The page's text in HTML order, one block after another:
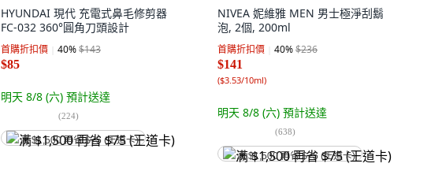
HYUNDAI 現代 充電式鼻毛修剪器
FC-032 360°圓角刀頭設計
首購折扣價 40%$143
$85
明天 8/8 (六) 預計送達
(224)
满 $1,500 再省 $75 (王道卡)
NIVEA 妮維雅 MEN 男士極淨刮鬍
泡, 2個, 200ml
首購折扣價 40%$236
$141
($3.53/10ml)
明天 8/8 (六) 預計送達
(638)
满 $1,500 再省 $75 (王道卡)